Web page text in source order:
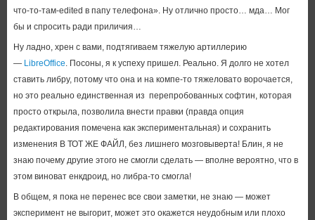
что-то-там-edited в папу телефона». Ну отлично просто… мда… Мог
бы и спросить ради приличия…
Ну ладно, хрен с вами, подтягиваем тяжелую артиллерию
— LibreOffice. Посоны, я к успеху пришел. Реально. Я долго не хотел
ставить либру, потому что она и на компе-то тяжеловато ворочается,
но это реально единственная из перепробованных софтин, которая
просто открыла, позволила внести правки (правда опция
редактирования помечена как экспериментальная) и сохранить
изменения В ТОТ ЖЕ ФАЙЛ, без лишнего мозговыверта! Блин, я не
знаю почему другие этого не смогли сделать — вполне вероятно, что в
этом виноват енкдроид, но либра-то смогла!
В общем, я пока не перенес все свои заметки, не знаю — может
эксперимент не выгорит, может это окажется неудобным или плохо